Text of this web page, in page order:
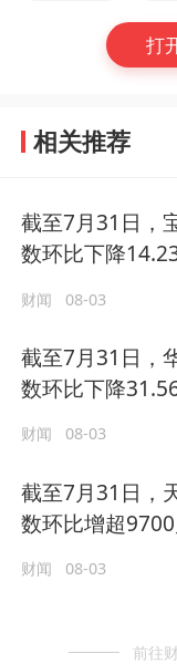
打
相关推荐
截至7月31日，
数环比下降
财闻 08-03
截至7月31日，
数环比下降
财闻 08-03
截至7月31日，
数环比增超
财闻 08-03
前往